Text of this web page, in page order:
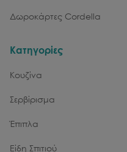
Δωροκάρτες Cordella
Κατηγορίες
Κουζίνα
Σερβίρισμα
Έπιπλα
Είδη Σπιτιού